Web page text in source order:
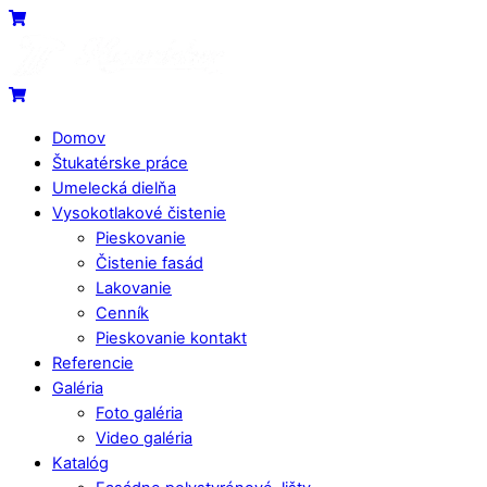
Skip
Menu
Cart
Cart
Domov
Štukatérske práce
Umelecká dielňa
Vysokotlakové čistenie
Pieskovanie
Čistenie fasád
Lakovanie
Cenník
Pieskovanie kontakt
Referencie
Galéria
Foto galéria
Video galéria
Katalóg